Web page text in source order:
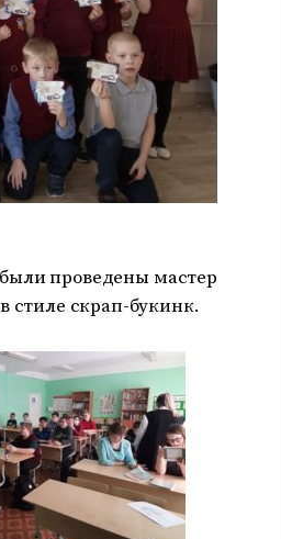
проведены мастер
стиле скрап-букинк.